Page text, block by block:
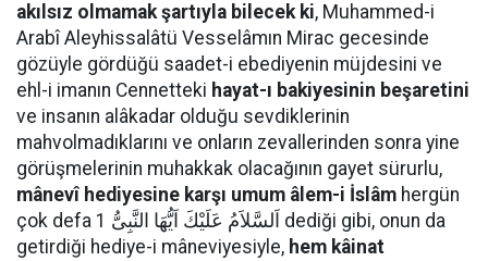
akılsız olmamak şartıyla bilecek ki, Muhammed-i
Arabî Aleyhissalâtü Vesselâmın Mirac gecesinde
gözüyle gördüğü saadet-i ebediyenin müjdesini ve
ehl-i imanın Cennetteki hayat-ı bakiyesinin beşaretini
ve insanın alâkadar olduğu sevdiklerinin
mahvolmadıklarını ve onların zevallerinden sonra yine
görüşmelerinin muhakkak olacağının gayet sürurlu,
mânevî hediyesine karşı umum âlem-i İslâm hergün
çok defa اَلسَّلاَمُ عَلَيْكَ اَيُّهَا النَّبِىُّ 1 dediği gibi, onun da
getirdiği hediye-i mâneviyesiyle, hem kâinat